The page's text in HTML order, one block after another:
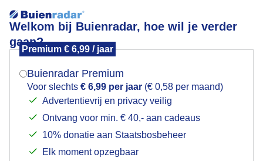
Welkom bij Buienradar, hoe wil je verder
gaan?
Premium € 6,99 / jaar
Buienradar Premium
Voor slechts € 6,99 per jaar (€ 0,58 per maand)
Advertentievrij en privacy veilig
Ontvang voor min. € 40,- aan cadeaus
10% donatie aan Staatsbosbeheer
Elk moment opzegbaar
Zon en wolken
Mogen we je locatie gebruiken voor het
Indien je hier nog geen akkoord op hebt gegeven,
verschijnt er zo een pop-up uit je browser waarin